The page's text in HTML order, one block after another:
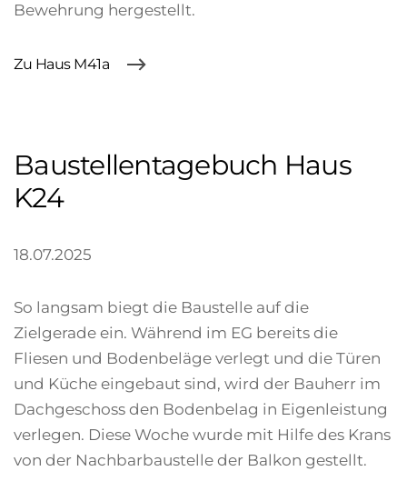
Bewehrung hergestellt.
Zu Haus M41a
Baustellentagebuch Haus
K24
18.07.2025
So langsam biegt die Baustelle auf die
Zielgerade ein. Während im EG bereits die
Fliesen und Bodenbeläge verlegt und die Türen
und Küche eingebaut sind, wird der Bauherr im
Dachgeschoss den Bodenbelag in Eigenleistung
verlegen. Diese Woche wurde mit Hilfe des Krans
von der Nachbarbaustelle der Balkon gestellt.